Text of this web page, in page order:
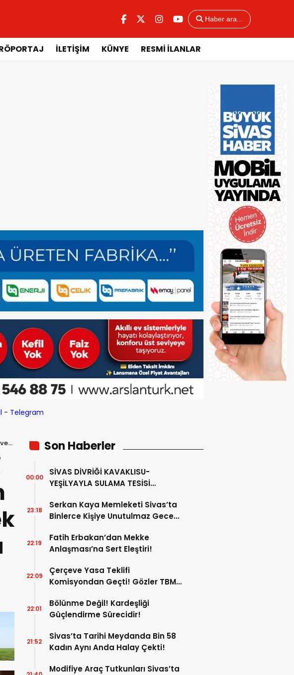
Haber ara...
İLETİŞİM KÜNYE RESMİ İLANLAR
- Telegram
Son Haberler
SİVAS DİVRİĞİ KAVAKLISU-
YEŞİLYAYLA SULAMA TESİSİ
00:00
Serkan Kaya Memleketi Sivas’ta
Binlerce Kişiye Unutulmaz Gece
23:18
Fatih Erbakan’dan Mekke
Anlaşması’na Sert Eleştiri!
22:19
Çerçeve Yasa Teklifi
Komisyondan Geçti! Gözler TBMM
22:09
Bölünme Değil! Kardeşliği
Güçlendirme Sürecidir!
22:01
Sivas’ta Tarihi Meydanda Bin 58
Kadın Aynı Anda Halay Çekti!
21:52
Modifiye Araç Tutkunları Sivas’ta